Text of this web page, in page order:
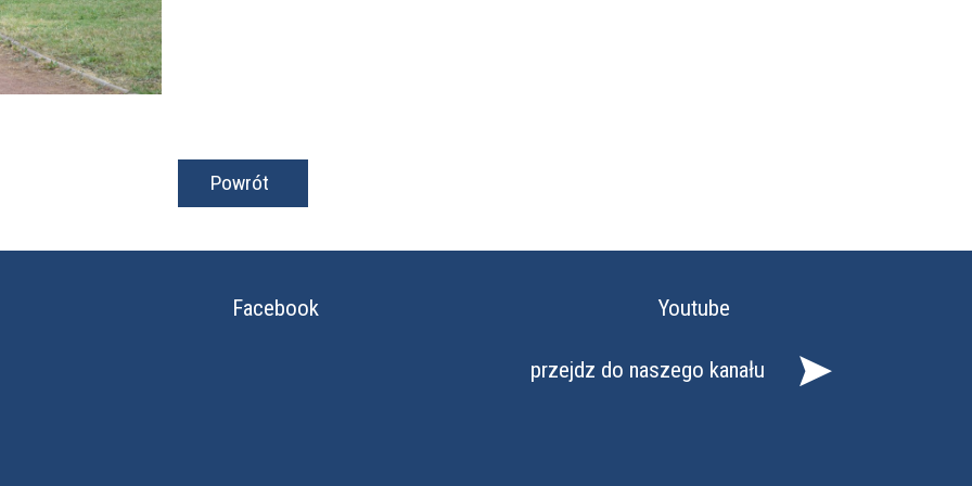
Powrót
Facebook Youtube
przejdz do naszego kanału